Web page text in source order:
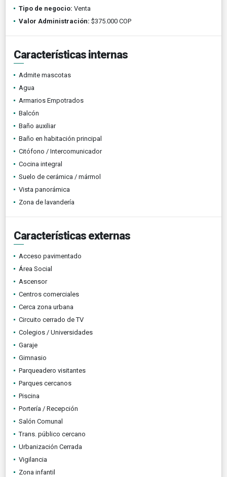
Tipo de negocio: Venta
Valor Administración: $375.000 COP
Características internas
Admite mascotas
Agua
Armarios Empotrados
Balcón
Baño auxiliar
Baño en habitación principal
Citófono / Intercomunicador
Cocina integral
Suelo de cerámica / mármol
Vista panorámica
Zona de lavandería
Características externas
Acceso pavimentado
Área Social
Ascensor
Centros comerciales
Cerca zona urbana
Circuito cerrado de TV
Colegios / Universidades
Garaje
Gimnasio
Parqueadero visitantes
Parques cercanos
Piscina
Portería / Recepción
Salón Comunal
Trans. público cercano
Urbanización Cerrada
Vigilancia
Zona infantil